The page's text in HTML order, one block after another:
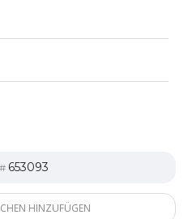
653093
HINZUFÜGEN